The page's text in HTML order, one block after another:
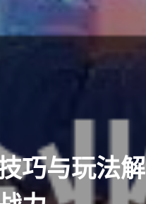
巧与玩法解